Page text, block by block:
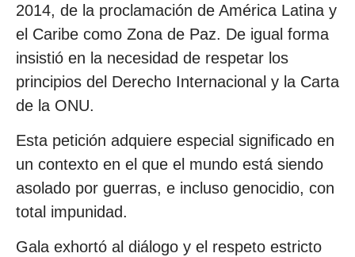
2014, de la proclamación de América Latina y
el Caribe como Zona de Paz. De igual forma
insistió en la necesidad de respetar los
principios del Derecho Internacional y la Carta
de la ONU.
Esta petición adquiere especial significado en
un contexto en el que el mundo está siendo
asolado por guerras, e incluso genocidio, con
total impunidad.
Gala exhortó al diálogo y el respeto estricto